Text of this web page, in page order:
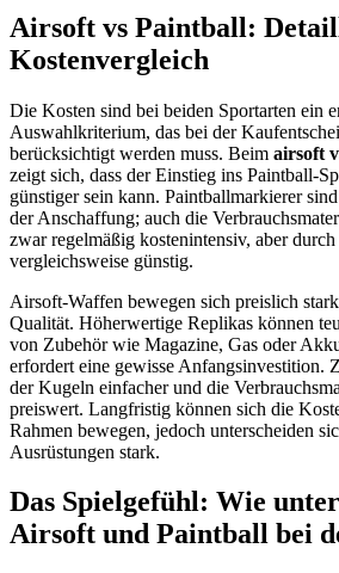
Airsoft vs Paintball:
Kostenvergleich
Die Kosten sind bei beiden Sportarten ein
Auswahlkriterium, das bei der
berücksichtigt werden muss. Beim airsoft
zeigt sich, dass der Einstieg ins Paintball-
günstiger sein kann. Paintballmarkierer
der Anschaffung; auch die
zwar regelmäßig kostenintensiv, aber
vergleichsweise günstig.
Airsoft-Waffen bewegen sich preislich
Qualität. Höherwertige Replikas können
von Zubehör wie Magazine, Gas oder
erfordert eine gewisse Anfangsinvestition.
der Kugeln einfacher und die
preiswert. Langfristig können sich die
Rahmen bewegen, jedoch unterscheiden
Ausrüstungen stark.
Das Spielgefühl: Wie
Airsoft und Paintball bei